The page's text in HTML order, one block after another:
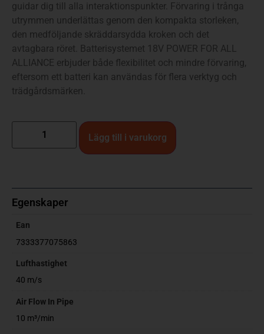
guidar dig till alla interaktionspunkter. Förvaring i trånga
utrymmen underlättas genom den kompakta storleken,
den medföljande skräddarsydda kroken och det
avtagbara röret. Batterisystemet 18V POWER FOR ALL
ALLIANCE erbjuder både flexibilitet och mindre förvaring,
eftersom ett batteri kan användas för flera verktyg och
trädgårdsmärken.
Lägg till i varukorg
Egenskaper
Ean
7333377075863
Lufthastighet
40 m/s
Air Flow In Pipe
10 m³/min